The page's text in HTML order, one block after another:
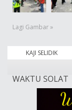
Lagi Gambar »
KAJI SELIDIK
WAKTU SOLAT